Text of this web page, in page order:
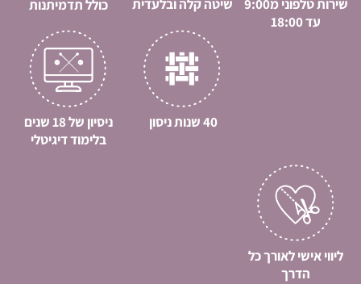
שירות טלפוני מ9:00
עד 18:00
שיטה קלה ובלעדית כולל תדמיתנות
40 שנות ניסון
ניסיון של 18 שנים
בלימוד דיגיטלי
ליווי אישי לאורך כל
הדרך